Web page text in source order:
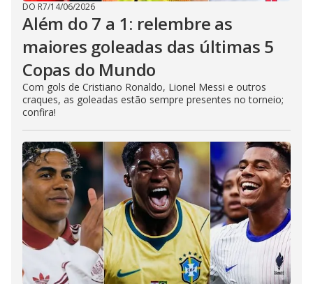
DO R7/14/06/2026
Além do 7 a 1: relembre as
maiores goleadas das últimas 5
Copas do Mundo
Com gols de Cristiano Ronaldo, Lionel Messi e outros
craques, as goleadas estão sempre presentes no torneio;
confira!